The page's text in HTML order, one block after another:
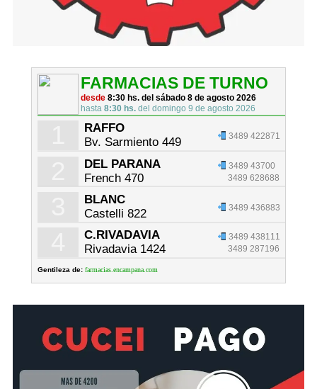
FARMACIAS DE TURNO
desde8:30 hs. del sábado 8 de agosto 2026
hasta8:30 hs. del domingo 9 de agosto 2026
RAFFO
Bv. Sarmiento 449
3489 422871
DEL PARANA
French 470
3489 43700
3489 628688
BLANC
Castelli 822
3489 436883
C.RIVADAVIA
Rivadavia 1424
3489 438111
3489 287196
Gentileza de: farmacias.encampana.com